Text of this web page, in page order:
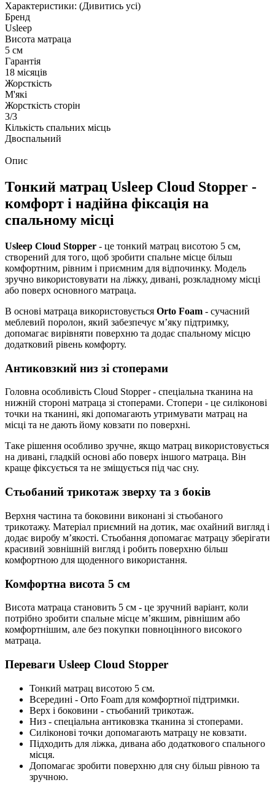
Характеристики: (Дивитись усі)
Бренд
Usleep
Висота матраца
5 см
Гарантія
18 місяців
Жорсткість
М'які
Жорсткість сторін
3/3
Кількість спальних місць
Двоспальний
Опис
Тонкий матрац Usleep Cloud Stopper -
комфорт і надійна фіксація на
спальному місці
Usleep Cloud Stopper - це тонкий матрац висотою 5 см,
створений для того, щоб зробити спальне місце більш
комфортним, рівним і приємним для відпочинку. Модель
зручно використовувати на ліжку, дивані, розкладному місці
або поверх основного матраца.
В основі матраца використовується Orto Foam - сучасний
меблевий поролон, який забезпечує м’яку підтримку,
допомагає вирівняти поверхню та додає спальному місцю
додатковий рівень комфорту.
Антиковзкий низ зі стоперами
Головна особливість Cloud Stopper - спеціальна тканина на
нижній стороні матраца зі стоперами. Стопери - це силіконові
точки на тканині, які допомагають утримувати матрац на
місці та не дають йому ковзати по поверхні.
Таке рішення особливо зручне, якщо матрац використовується
на дивані, гладкій основі або поверх іншого матраца. Він
краще фіксується та не зміщується під час сну.
Стьобаний трикотаж зверху та з боків
Верхня частина та боковини виконані зі стьобаного
трикотажу. Матеріал приємний на дотик, має охайний вигляд і
додає виробу м’якості. Стьобання допомагає матрацу зберігати
красивий зовнішній вигляд і робить поверхню більш
комфортною для щоденного використання.
Комфортна висота 5 см
Висота матраца становить 5 см - це зручний варіант, коли
потрібно зробити спальне місце м’якшим, рівнішим або
комфортнішим, але без покупки повноцінного високого
матраца.
Переваги Usleep Cloud Stopper
Тонкий матрац висотою 5 см.
Всередині - Orto Foam для комфортної підтримки.
Верх і боковини - стьобаний трикотаж.
Низ - спеціальна антиковзка тканина зі стоперами.
Силіконові точки допомагають матрацу не ковзати.
Підходить для ліжка, дивана або додаткового спального
місця.
Допомагає зробити поверхню для сну більш рівною та
зручною.